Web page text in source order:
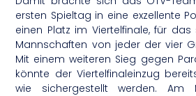
ersten Spieltag in eine exzellente
einen Platz im Viertelfinale, für
Mannschaften von jeder der vier
Mit einem weiteren Sieg gegen
könnte der Viertelfinaleinzug
wie sichergestellt werden. Am